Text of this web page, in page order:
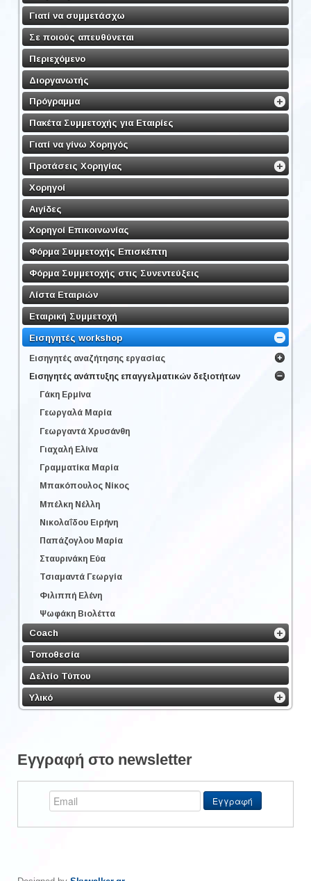
Γιατί να συμμετάσχω
Σε ποιούς απευθύνεται
Περιεχόμενο
Διοργανωτής
Πρόγραμμα
Πακέτα Συμμετοχής για Εταιρίες
Γιατί να γίνω Χορηγός
Προτάσεις Χορηγίας
Χορηγοί
Αιγίδες
Χορηγοί Επικοινωνίας
Φόρμα Συμμετοχής Επισκέπτη
Φόρμα Συμμετοχής στις Συνεντεύξεις
Λίστα Εταιριών
Εταιρική Συμμετοχή
Εισηγητές workshop
Εισηγητές αναζήτησης εργασίας
Εισηγητές ανάπτυξης επαγγελματικών δεξιοτήτων
Γάκη Ερμίνα
Γεωργαλά Μαρία
Γεωργαντά Χρυσάνθη
Γιαχαλή Ελίνα
Γραμματίκα Μαρία
Μπακόπουλος Νίκος
Μπέλκη Νέλλη
Νικολαΐδου Ειρήνη
Παπάζογλου Μαρία
Σταυρινάκη Εύα
Τσιαμαντά Γεωργία
Φιλιππή Ελένη
Ψωφάκη Βιολέττα
Coach
Τοποθεσία
Δελτίο Τύπου
Υλικό
Εγγραφή στο newsletter